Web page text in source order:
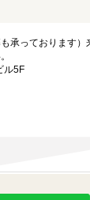
承っております
ル5F